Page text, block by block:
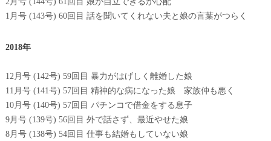
1月号 (143号) 60回目 話を聞いてくれない夫と娘の言葉がつらく
2018年
12月号 (142号) 59回目 暴力がはげしく離婚した娘
11月号 (141号) 57回目 精神的な病になった娘 家族仲も悪く
10月号 (140号) 57回目 パチンコで借金をする息子
9月号 (139号) 56回目 外で話さず、最近やせた娘
8月号 (138号) 54回目 仕事も結婚もしていない娘